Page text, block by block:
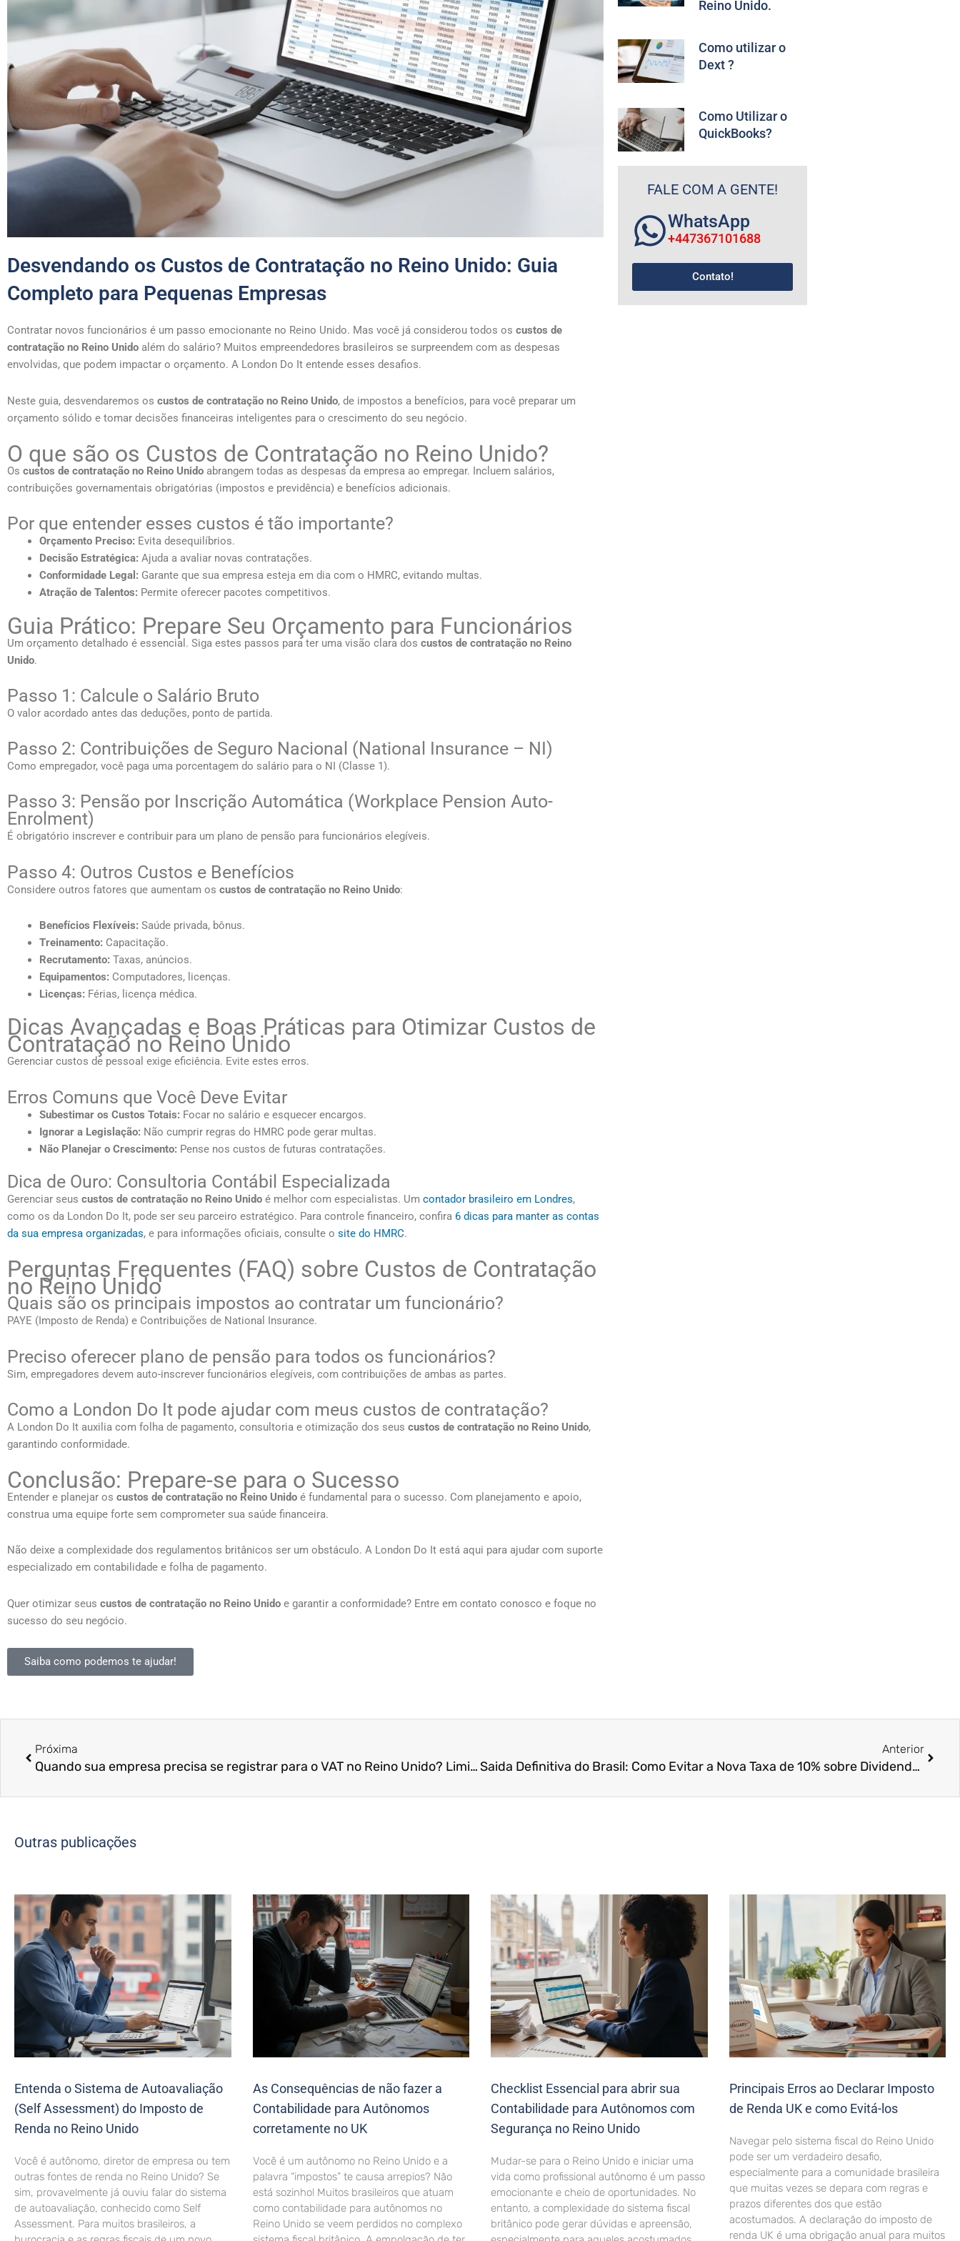
Desvendando os Custos de Contratação no Reino Unido: Guia
Completo para Pequenas Empresas
Contratar novos funcionários é um passo emocionante no Reino Unido. Mas você já considerou todos os custos de
contratação no Reino Unido além do salário? Muitos empreendedores brasileiros se surpreendem com as despesas
envolvidas, que podem impactar o orçamento. A London Do It entende esses desafios.
Neste guia, desvendaremos os custos de contratação no Reino Unido, de impostos a benefícios, para você preparar um
orçamento sólido e tomar decisões financeiras inteligentes para o crescimento do seu negócio.
O que são os Custos de Contratação no Reino Unido?
Os custos de contratação no Reino Unido abrangem todas as despesas da empresa ao empregar. Incluem salários,
contribuições governamentais obrigatórias (impostos e previdência) e benefícios adicionais.
Por que entender esses custos é tão importante?
Orçamento Preciso: Evita desequilíbrios.
Decisão Estratégica: Ajuda a avaliar novas contratações.
Conformidade Legal: Garante que sua empresa esteja em dia com o HMRC, evitando multas.
Atração de Talentos: Permite oferecer pacotes competitivos.
Guia Prático: Prepare Seu Orçamento para Funcionários
Um orçamento detalhado é essencial. Siga estes passos para ter uma visão clara dos custos de contratação no Reino
Unido.
Passo 1: Calcule o Salário Bruto
O valor acordado antes das deduções, ponto de partida.
Passo 2: Contribuições de Seguro Nacional (National Insurance – NI)
Como empregador, você paga uma porcentagem do salário para o NI (Classe 1).
Passo 3: Pensão por Inscrição Automática (Workplace Pension Auto-
Enrolment)
É obrigatório inscrever e contribuir para um plano de pensão para funcionários elegíveis.
Passo 4: Outros Custos e Benefícios
Considere outros fatores que aumentam os custos de contratação no Reino Unido:
Benefícios Flexíveis: Saúde privada, bônus.
Treinamento: Capacitação.
Recrutamento: Taxas, anúncios.
Equipamentos: Computadores, licenças.
Licenças: Férias, licença médica.
Dicas Avançadas e Boas Práticas para Otimizar Custos de
Contratação no Reino Unido
Gerenciar custos de pessoal exige eficiência. Evite estes erros.
Erros Comuns que Você Deve Evitar
Subestimar os Custos Totais: Focar no salário e esquecer encargos.
Ignorar a Legislação: Não cumprir regras do HMRC pode gerar multas.
Não Planejar o Crescimento: Pense nos custos de futuras contratações.
Dica de Ouro: Consultoria Contábil Especializada
Gerenciar seus custos de contratação no Reino Unido é melhor com especialistas. Um contador brasileiro em Londres,
como os da London Do It, pode ser seu parceiro estratégico. Para controle financeiro, confira 6 dicas para manter as contas
da sua empresa organizadas, e para informações oficiais, consulte o site do HMRC.
Perguntas Frequentes (FAQ) sobre Custos de Contratação
no Reino Unido
Quais são os principais impostos ao contratar um funcionário?
PAYE (Imposto de Renda) e Contribuições de National Insurance.
Preciso oferecer plano de pensão para todos os funcionários?
Sim, empregadores devem auto-inscrever funcionários elegíveis, com contribuições de ambas as partes.
Como a London Do It pode ajudar com meus custos de contratação?
A London Do It auxilia com folha de pagamento, consultoria e otimização dos seus custos de contratação no Reino Unido,
garantindo conformidade.
Conclusão: Prepare-se para o Sucesso
Entender e planejar os custos de contratação no Reino Unido é fundamental para o sucesso. Com planejamento e apoio,
construa uma equipe forte sem comprometer sua saúde financeira.
Não deixe a complexidade dos regulamentos britânicos ser um obstáculo. A London Do It está aqui para ajudar com suporte
especializado em contabilidade e folha de pagamento.
Quer otimizar seus custos de contratação no Reino Unido e garantir a conformidade? Entre em contato conosco e foque no
sucesso do seu negócio.
Saiba como podemos te ajudar!
Reino Unido.
Como utilizar o
Dext ?
Como Utilizar o
QuickBooks?
FALE COM A GENTE!
WhatsApp
+447367101688
Contato!
Próxima
Quando sua empresa precisa se registrar para o VAT no Reino Unido? Limiares explicados
Anterior
Saida Definitiva do Brasil: Como Evitar a Nova Taxa de 10% sobre Dividendos
Outras publicações
Entenda o Sistema de Autoavaliação
(Self Assessment) do Imposto de
Renda no Reino Unido
Você é autônomo, diretor de empresa ou tem
outras fontes de renda no Reino Unido? Se
sim, provavelmente já ouviu falar do sistema
de autoavaliação, conhecido como Self
Assessment. Para muitos brasileiros, a
As Consequências de não fazer a
Contabilidade para Autônomos
corretamente no UK
Você é um autônomo no Reino Unido e a
palavra “impostos” te causa arrepios? Não
está sozinho! Muitos brasileiros que atuam
como contabilidade para autônomos no
Reino Unido se veem perdidos no complexo
Checklist Essencial para abrir sua
Contabilidade para Autônomos com
Segurança no Reino Unido
Mudar-se para o Reino Unido e iniciar uma
vida como profissional autônomo é um passo
emocionante e cheio de oportunidades. No
entanto, a complexidade do sistema fiscal
britânico pode gerar dúvidas e apreensão,
Principais Erros ao Declarar Imposto
de Renda UK e como Evitá-los
Navegar pelo sistema fiscal do Reino Unido
pode ser um verdadeiro desafio,
especialmente para a comunidade brasileira
que muitas vezes se depara com regras e
prazos diferentes dos que estão
acostumados. A declaração do imposto de
renda UK é uma obrigação anual para muitos